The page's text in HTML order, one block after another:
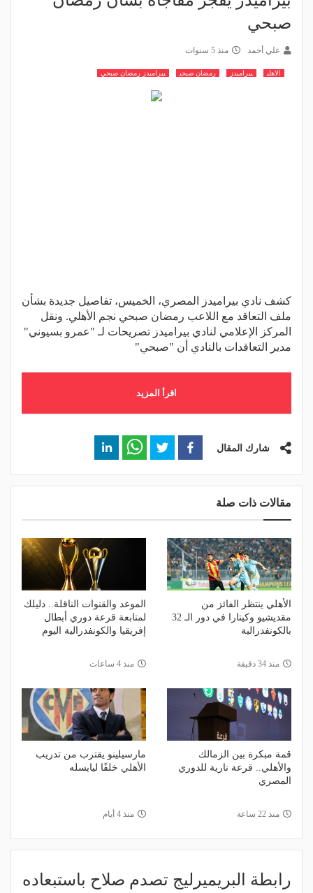
صبحي
علي أحمد منذ 5 سنوات
الاهلي بيراميدز رمضان صبحي بيراميدز رمضان صبحي
كشف نادي بيراميدز المصري، الخميس، تفاصيل جديدة بشأن
ملف التعاقد مع اللاعب رمضان صبحي نجم الأهلي. ونقل
المركز الإعلامي لنادي بيراميدز تصريحات لـ "عمرو بسيوني"
مدير التعاقدات بالنادي أن "صبحي"
اقرأ المزيد
شارك المقال
مقالات ذات صلة
الأهلي ينتظر الفائز من
مقديشيو وكيتارا في دور الـ 32
بالكونفدرالية
منذ 34 دقيقة
الموعد والقنوات الناقلة.. دليلك
لمتابعة قرعة دوري أبطال
إفريقيا والكونفدرالية اليوم
منذ 4 ساعات
قمة مبكرة بين الزمالك
والأهلي.. قرعة نارية للدوري
المصري
منذ 22 ساعة
مارسيلينو يقترب من تدريب
الأهلي خلفًا ليايسله
منذ 4 أيام
رابطة البريميرليج تصدم صلاح باستبعاده